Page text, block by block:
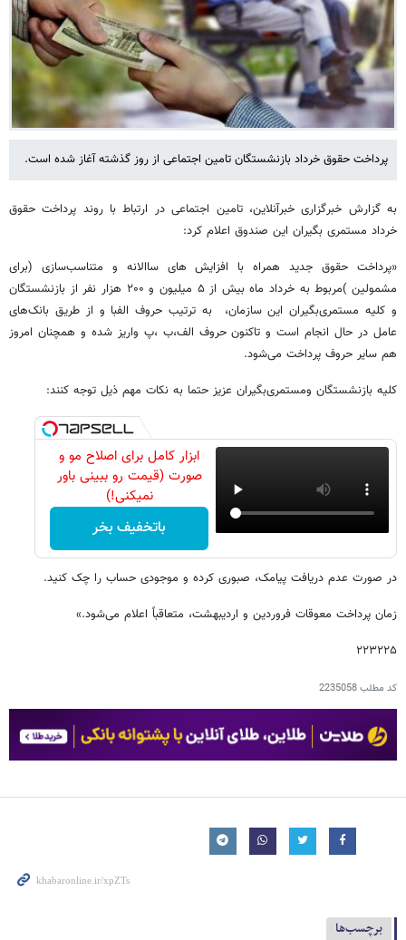
پرداخت حقوق خرداد بازنشستگان تامین اجتماعی از روز گذشته آغاز شده است.
به گزارش خبرگزاری خبرآنلاین، تامین اجتماعی در ارتباط با روند پرداخت حقوق
خرداد مستمری بگیران این صندوق اعلام کرد:
«پرداخت حقوق جدید همراه با افزایش های ساالانه و متناسب‌سازی (برای
مشمولین )مربوط به خرداد ماه بیش از ۵ میلیون و ۲۰۰ هزار نفر از بازنشستگان
و کلیه مستمری‌بگیران این سازمان، به ترتیب حروف الفبا و از طریق بانک‌های
عامل در حال انجام است و تاکنون حروف الف،ب ،پ واریز شده و همچنان امروز
هم سایر حروف پرداخت می‌شود.
کلیه بازنشستگان ومستمری‌بگیران عزیز حتما به نکات مهم ذیل توجه کنند:
ابزار کامل برای اصلاح مو و
صورت (قیمت رو ببینی باور
نمیکنی!)
باتخفیف بخر
در صورت عدم دریافت پیامک، صبوری کرده و موجودی حساب را چک کنید.
زمان پرداخت معوقات فروردین و اردیبهشت، متعاقباً اعلام می‌شود.»
۲۲۳۲۲۵
کد مطلب2235058
برچسب‌ها